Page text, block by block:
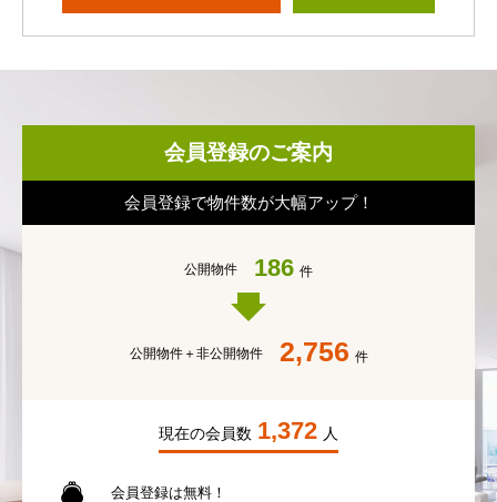
会員登録のご案内
会員登録で物件数が大幅アップ！
公開物件 186 件
公開物件＋非公開物件 2,756 件
現在の会員数 1,372 人
会員登録は無料！